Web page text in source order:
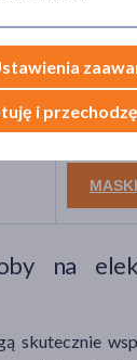
na
skutecznie
i